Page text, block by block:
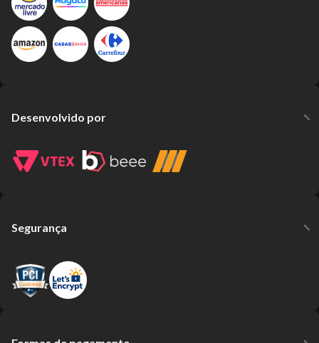
Desenvolvido por
Segurança